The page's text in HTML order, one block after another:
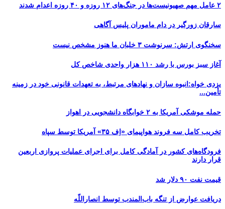
۲ عامل مهم صهیونیست‌ها در جنگ‌های ۱۲ روزه و ۴۰ روزه اعدام شدند
سارقان زورگیر در دام ماموران پلیس آگاهی
سخنگوی ارتش: سرنوشت ۳ خلبان ما هنوز مشخص نیست
آغاز سبز بورس با رشد ۱۱۰ هزار واحدی شاخص کل
یزدی خواه:انبوه سازان و نهادهای مرتبط، به تعهدات قانونی خود در زمینه
تأمین...
حمله موشکی آمریکا به ۲ خوابگاه دانشجویی در اهواز
تخریب کامل سه فروند هواپیمای «اِف ۳۵» آمریکا توسط سپاه
فرودگاه‌های کشور در آمادگی کامل برای اجرای عملیات پروازی اربعین
قرار دارند
قیمت نفت ۹۰ دلار شد
دریافت عوارض از تنگه باب‌المندب توسط انصاراللّه